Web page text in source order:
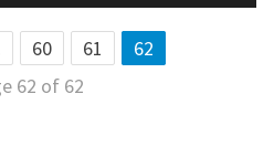
60 61
62
62 of 62